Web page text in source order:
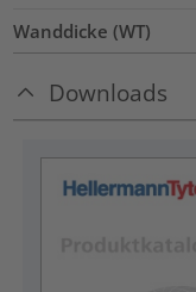
Wanddicke (WT)
Downloads